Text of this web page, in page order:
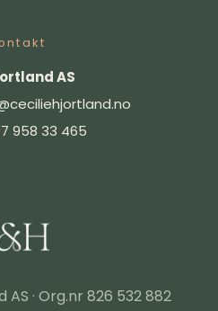
AS
958 33 465
· Org.nr 826 532 882